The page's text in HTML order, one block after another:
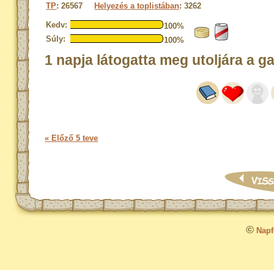
TP: 26567 Helyezés a toplistában: 3262
Kedv:
100%
Súly:
100%
1 napja látogatta meg utoljára a
« Előző 5 teve
©